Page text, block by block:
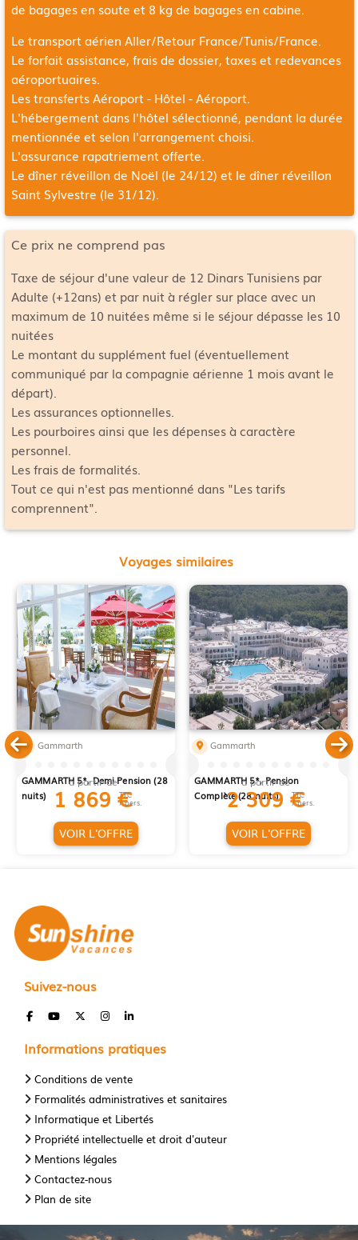
de bagages en soute et 8 kg de bagages en cabine.
Le transport aérien Aller/Retour France/Tunis/France.
Le forfait assistance, frais de dossier, taxes et redevances
aéroportuaires.
Les transferts Aéroport - Hôtel - Aéroport.
L'hébergement dans l'hôtel sélectionné, pendant la durée
mentionnée et selon l'arrangement choisi.
L'assurance rapatriement offerte.
Le dîner réveillon de Noël (le 24/12) et le dîner réveillon
Saint Sylvestre (le 31/12).
Ce prix ne comprend pas
Taxe de séjour d'une valeur de 12 Dinars Tunisiens par
Adulte (+12ans) et par nuit à régler sur place avec un
maximum de 10 nuitées même si le séjour dépasse les 10
nuitées
Le montant du supplément fuel (éventuellement
communiqué par la compagnie aérienne 1 mois avant le
départ).
Les assurances optionnelles.
Les pourboires ainsi que les dépenses à caractère
personnel.
Les frais de formalités.
Tout ce qui n'est pas mentionné dans "Les tarifs
comprennent".
Voyages similaires
Gammarth
GAMMARTH 5*, Demi Pension (28
nuits)
à partir de
1 869 €
TTC
/ pers.
VOIR L'OFFRE
Gammarth
GAMMARTH 5*, Pension
Complète (28 nuits)
à partir de
2 309 €
TTC
/ pers.
VOIR L'OFFRE
Suivez-nous
Informations pratiques
Conditions de vente
Formalités administratives et sanitaires
Informatique et Libertés
Propriété intellectuelle et droit d'auteur
Mentions légales
Contactez-nous
Plan de site